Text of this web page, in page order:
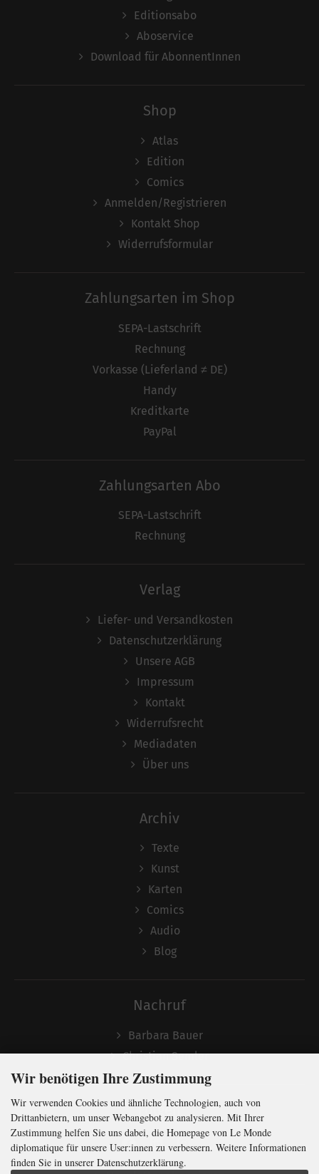
Editionsabo
Aboservice
Download für AbonnentInnen
Shop
Atlas
Edition
Comics
Anmelden/Registrieren
Kontakt Shop
Widerrufsformular
Zahlungsarten im Shop
SEPA-Lastschrift
Rechnung
Vorkasse (Lieferland ≠ DE)
Handy
Kreditkarte
PayPal
Zahlungsarten Abo
SEPA-Lastschrift
Rechnung
Verlag
Liefer- und Versandkosten
Datenschutzerklärung
Unsere AGB
Impressum
Kontakt
Widerrufsrecht
Mediadaten
Über uns
Archiv
Texte
Kunst
Karten
Comics
Audio
Blog
Nachruf
Barbara Bauer
Christian Semler
Folgen
Wir benötigen Ihre Zustimmung
Wir verwenden Cookies und ähnliche Technologien, auch von
Drittanbietern, um unser Webangebot zu analysieren. Mit Ihrer
Zustimmung helfen Sie uns dabei, die Homepage von Le Monde
diplomatique für unsere User:innen zu verbessern. Weitere Informationen
finden Sie in unserer Datenschutzerklärung.